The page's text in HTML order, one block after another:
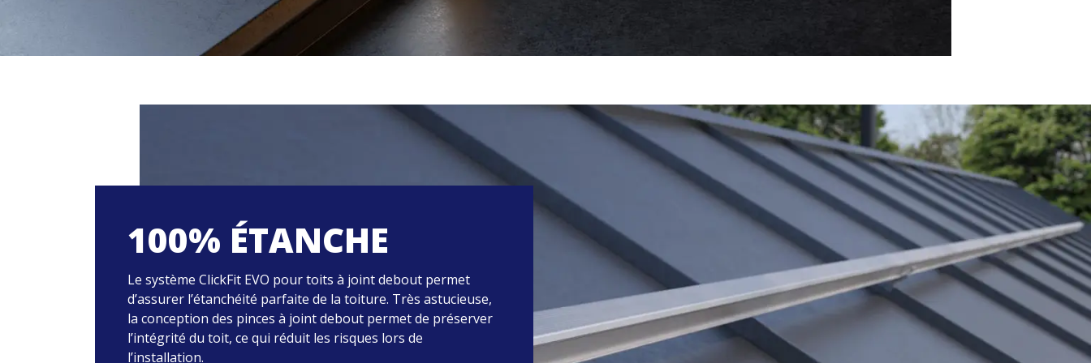
100% ÉTANCHE
Le système ClickFit EVO pour toits à joint debout permet
d’assurer l’étanchéité parfaite de la toiture. Très astucieuse,
la conception des pinces à joint debout permet de préserver
l’intégrité du toit, ce qui réduit les risques lors de
l’installation.